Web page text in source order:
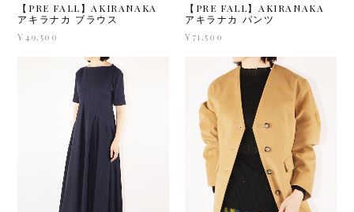
【PRE FALL】AKIRANAKA
アキラナカ ブラウス
¥49,500
【PRE FALL】AKIRANAKA
アキラナカ パンツ
¥71,500